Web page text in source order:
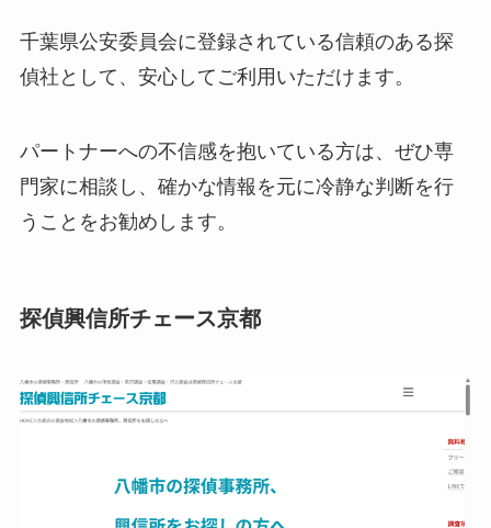
千葉県公安委員会に登録されている信頼のある探
偵社として、安心してご利用いただけます。
パートナーへの不信感を抱いている方は、ぜひ専
門家に相談し、確かな情報を元に冷静な判断を行
うことをお勧めします。
探偵興信所チェース京都